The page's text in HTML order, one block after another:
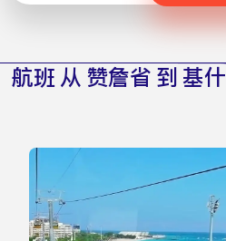
航班 从 赞詹省 到 基什